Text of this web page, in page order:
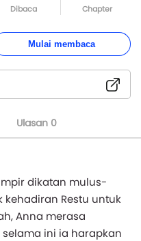
Dibaca
Chapter
Mulai membaca
Ulasan 0
dikatan mulus-
kehadiran Restu untuk
Anna merasa
ini ia harapkan